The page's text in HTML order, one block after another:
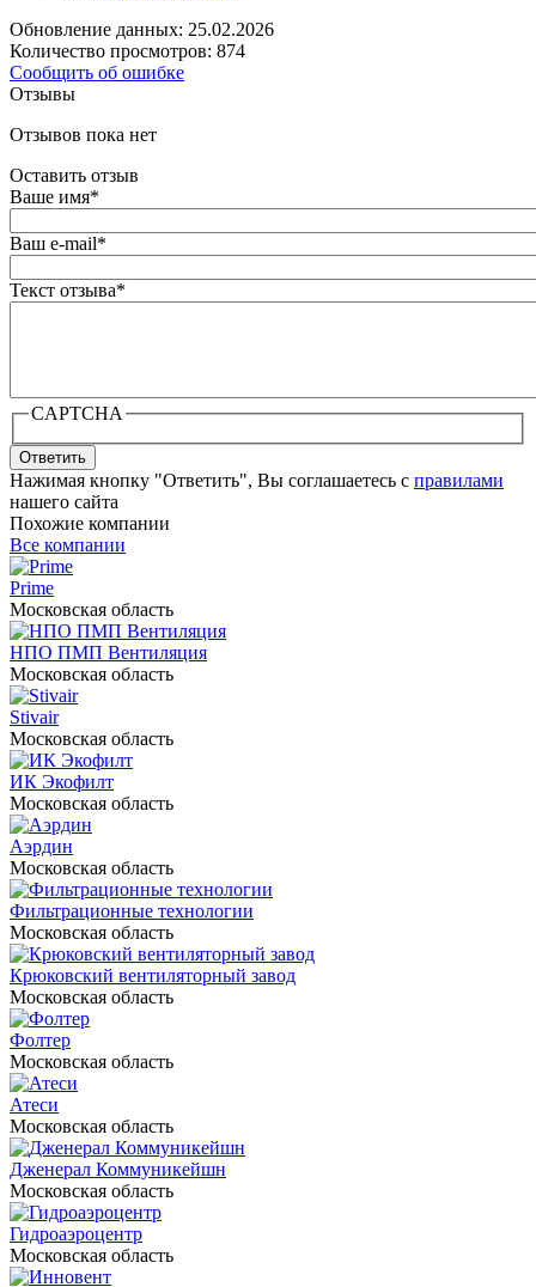
Обновление данных: 25.02.2026
Количество просмотров: 874
Сообщить об ошибке
Отзывы
Отзывов пока нет
Оставить отзыв
Ваше имя*
Ваш e-mail*
Текст отзыва*
CAPTCHA
Ответить
Нажимая кнопку "Ответить", Вы соглашаетесь с правилами
нашего сайта
Похожие компании
Все компании
Prime
Московская область
НПО ПМП Вентиляция
Московская область
Stivair
Московская область
ИК Экофилт
Московская область
Аэрдин
Московская область
Фильтрационные технологии
Московская область
Крюковский вентиляторный завод
Московская область
Фолтер
Московская область
Атеси
Московская область
Дженерал Коммуникейшн
Московская область
Гидроаэроцентр
Московская область